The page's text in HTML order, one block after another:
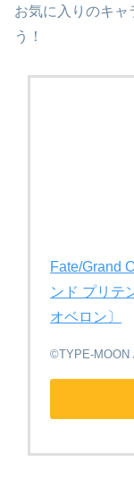
お気に入りのキャ
う！
Fate/Grand
ンド プリテ
オベロン〕
©TYPE-MOON